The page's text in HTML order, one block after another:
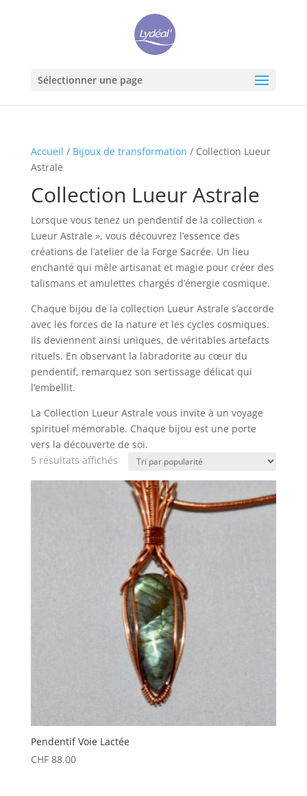
Sélectionner une page
Accueil / Bijoux de transformation / Collection Lueur
Astrale
Collection Lueur Astrale
Lorsque vous tenez un pendentif de la collection «
Lueur Astrale », vous découvrez l’essence des
créations de l’atelier de la Forge Sacrée. Un lieu
enchanté qui mêle artisanat et magie pour créer des
talismans et amulettes chargés d’énergie cosmique.
Chaque bijou de la collection Lueur Astrale s’accorde
avec les forces de la nature et les cycles cosmiques.
Ils deviennent ainsi uniques, de véritables artefacts
rituels. En observant la labradorite au cœur du
pendentif, remarquez son sertissage délicat qui
l’embellit.
La Collection Lueur Astrale vous invite à un voyage
spirituel mémorable. Chaque bijou est une porte
vers la découverte de soi.
5 résultats affichésTrié
popularité
Pendentif Voie Lactée
CHF88.00